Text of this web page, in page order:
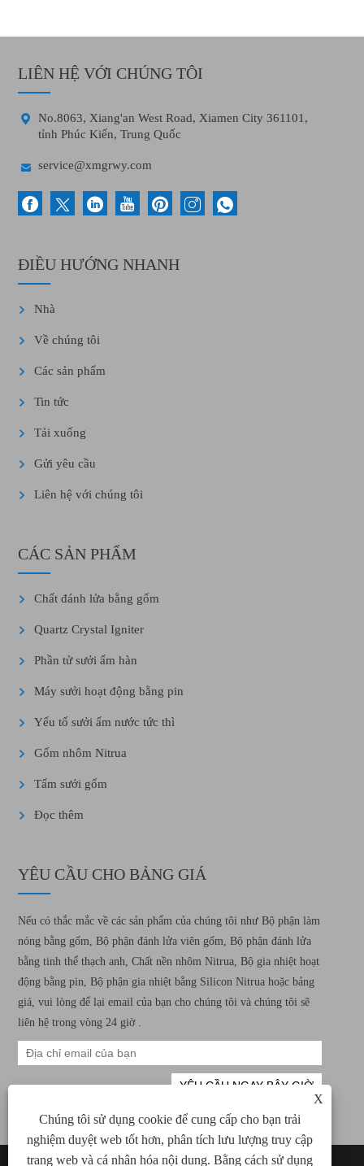
X
Chúng tôi sử dụng cookie để cung cấp cho bạn trải
nghiệm duyệt web tốt hơn, phân tích lưu lượng truy cập
trang web và cá nhân hóa nội dung. Bằng cách sử dụng
LIÊN HỆ VỚI CHÚNG TÔI

No.8063, Xiang'an West Road, Xiamen City 361101,
tỉnh Phúc Kiến, Trung Quốc
 service@xmgrwy.com
ĐIỀU HƯỚNG NHANH
Nhà
Về chúng tôi
Các sản phẩm
Tin tức
Tải xuống
Gửi yêu cầu
Liên hệ với chúng tôi
CÁC SẢN PHẨM
Chất đánh lửa bằng gốm
Quartz Crystal Igniter
Phần tử sưởi ấm hàn
Máy sưởi hoạt động bằng pin
Yếu tố sưởi ấm nước tức thì
Gốm nhôm Nitrua
Tấm sưởi gốm
Đọc thêm
YÊU CẦU CHO BẢNG GIÁ
Nếu có thắc mắc về các sản phẩm của chúng tôi như Bộ phận làm
nóng bằng gốm, Bộ phận đánh lửa viên gốm, Bộ phận đánh lửa
bằng tinh thể thạch anh, Chất nền nhôm Nitrua, Bộ gia nhiệt hoạt
động bằng pin, Bộ phận gia nhiệt bằng Silicon Nitrua hoặc bảng
giá, vui lòng để lại email của bạn cho chúng tôi và chúng tôi sẽ
liên hệ trong vòng 24 giờ .